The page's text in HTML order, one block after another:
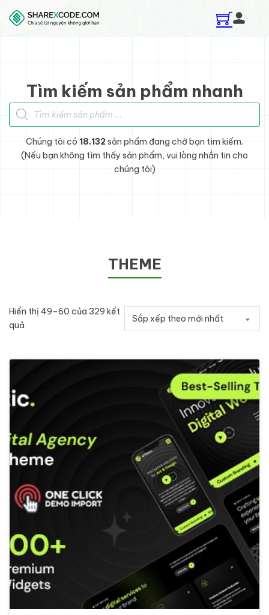
Skip to main content
Skip to footer
Tìm kiếm sản phẩm nhanh
Tìm kiếm sản phẩm
Chúng tôi có 18.132sản phẩm đang chờ bạn tìm kiếm.
(Nếu bạn không tìm thấy sản phẩm, vui lòng nhắn tin cho
chúng tôi)
THEME
Hiển thị 49–60 của 329 kết
quả